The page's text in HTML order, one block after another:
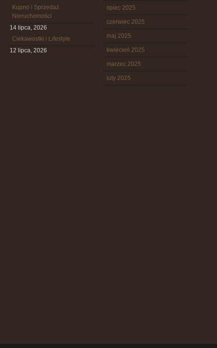
Kupno i Sprzedaż
Nieruchomości
14 lipca, 2026
Ciekawostki i Lifestyle
12 lipca, 2026
lipiec 2025
czerwiec 2025
maj 2025
kwiecień 2025
marzec 2025
luty 2025